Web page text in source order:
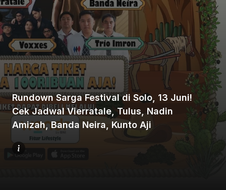
Beranda
Bagikan
Sebelumnya
Rundown Sarga Festival di Solo, 13 Juni!
Cek Jadwal Vierratale, Tulus, Nadin
Amizah, Banda Neira, Kunto Aji